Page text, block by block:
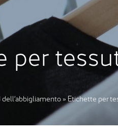
per
» Etichette per